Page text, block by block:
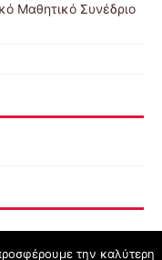
Μαθητικό Συνέδριο
την καλύτερη